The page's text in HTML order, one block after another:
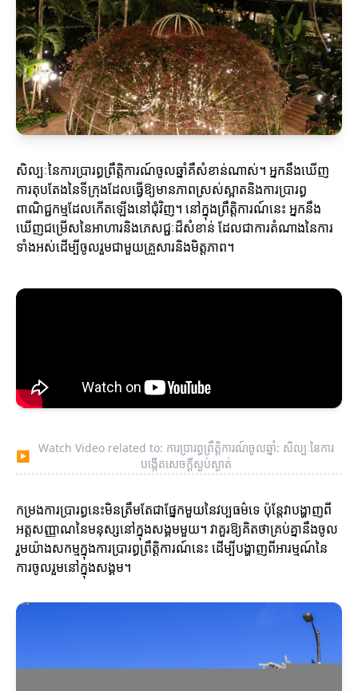
សិល្បៈនៃការប្រារព្ធព្រឹត្តិការណ៍ចូលឆ្នាំគឺសំខាន់ណាស់។ អ្នកនឹងឃើញ
ការតុបតែងនៃទីក្រុងដែលធ្វើឱ្យមានភាពស្រស់ស្អាតនិងការប្រារព្ធ
ពាណិជ្ជកម្មដែលកើតឡើងនៅជុំវិញ។ នៅក្នុងព្រឹត្តិការណ៍នេះ អ្នកនឹង
ឃើញជម្រើសនៃអាហារនិងភេសជ្ជៈដ៏សំខាន់ ដែលជាការតំណាងនៃការ
ទាំងអស់ដើម្បីចូលរួមជាមួយគ្រួសារនិងមិត្តភាព។
▶
Watch Video related to: ការប្រារព្ធព្រឹត្តិការណ៍ចូលឆ្នាំ: សិល្បៈនៃការ
បង្កើតសេចក្តីស្ងប់ស្ងាត់
កម្រងការប្រារព្ធនេះមិនត្រឹមតែជាផ្នែកមួយនៃវប្បធម៌ទេ ប៉ុន្តែវាបង្ហាញពី
អត្តសញ្ញាណនៃមនុស្សនៅក្នុងសង្គមមួយ។ វាគួរឱ្យគិតថាគ្រប់គ្នានឹងចូល
រួមយ៉ាងសកម្មក្នុងការប្រារព្ធព្រឹត្តិការណ៍នេះ ដើម្បីបង្ហាញពីអារម្មណ៍នៃ
ការចូលរួមនៅក្នុងសង្គម។